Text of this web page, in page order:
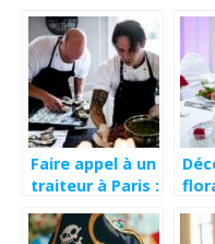
une réception
de
Faire appel à un
traiteur à Paris :
et pourquoi un